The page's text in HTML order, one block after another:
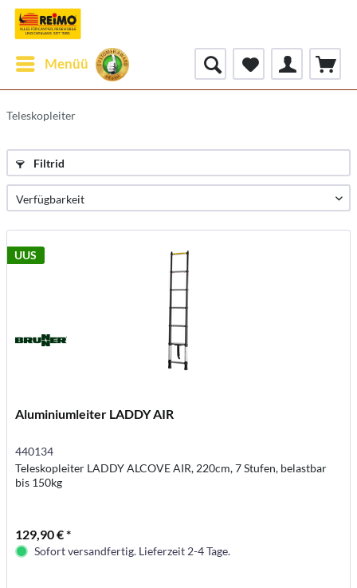
Menüü
Teleskopleiter
Filtrid
UUS
Aluminiumleiter LADDY AIR
440134
Teleskopleiter LADDY ALCOVE AIR, 220cm, 7 Stufen, belastbar
bis 150kg
129,90 € *
Sofort versandfertig. Lieferzeit 2-4 Tage.